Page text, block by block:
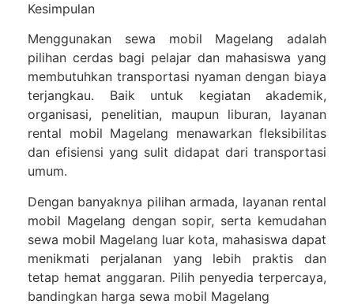
Kesimpulan
Menggunakan sewa mobil Magelang adalah
pilihan cerdas bagi pelajar dan mahasiswa yang
membutuhkan transportasi nyaman dengan biaya
terjangkau. Baik untuk kegiatan akademik,
organisasi, penelitian, maupun liburan, layanan
rental mobil Magelang menawarkan fleksibilitas
dan efisiensi yang sulit didapat dari transportasi
umum.
Dengan banyaknya pilihan armada, layanan rental
mobil Magelang dengan sopir, serta kemudahan
sewa mobil Magelang luar kota, mahasiswa dapat
menikmati perjalanan yang lebih praktis dan
tetap hemat anggaran. Pilih penyedia terpercaya,
bandingkan harga sewa mobil Magelang